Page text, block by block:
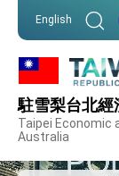
English
駐雪梨台北經
Taipei Economic
Australia
第
外
及
世
總
走
訪